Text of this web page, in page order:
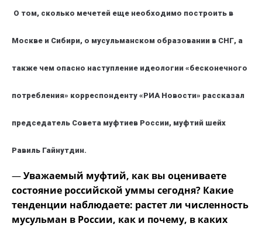
О том, сколько мечетей еще необходимо построить в
Москве и Сибири, о мусульманском образовании в СНГ, а
также чем опасно наступление идеологии «бесконечного
потребления» корреспонденту «РИА Новости» рассказал
председатель Совета муфтиев России, муфтий шейх
Равиль Гайнутдин.
—Уважаемый муфтий, как вы оцениваете
состояние российской уммы сегодня? Какие
тенденции наблюдаете: растет ли численность
мусульман в России, как и почему, в каких